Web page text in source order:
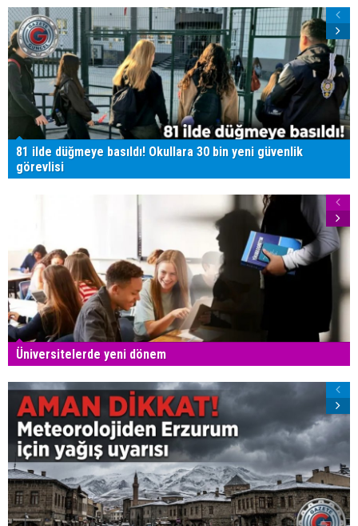
81 ilde düğmeye basıldı! Okullara 30 bin yeni güvenlik
görevlisi
Üniversitelerde yeni dönem